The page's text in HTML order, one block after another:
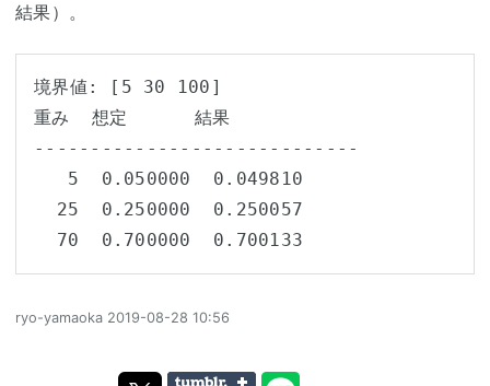
結果）。
境界値: [5 30 100]
重み  想定      結果
-----------------------------
  70  0.700000  0.700133
ryo-yamaoka 2019-08-28 10:56